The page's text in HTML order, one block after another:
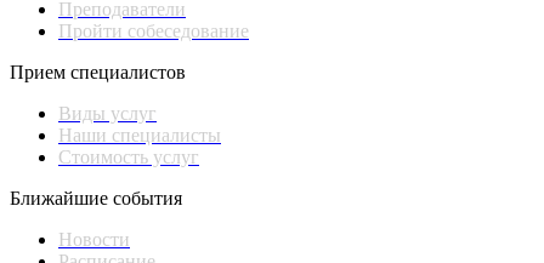
Преподаватели
Пройти собеседование
Прием специалистов
Виды услуг
Наши специалисты
Стоимость услуг
Ближайшие события
Новости